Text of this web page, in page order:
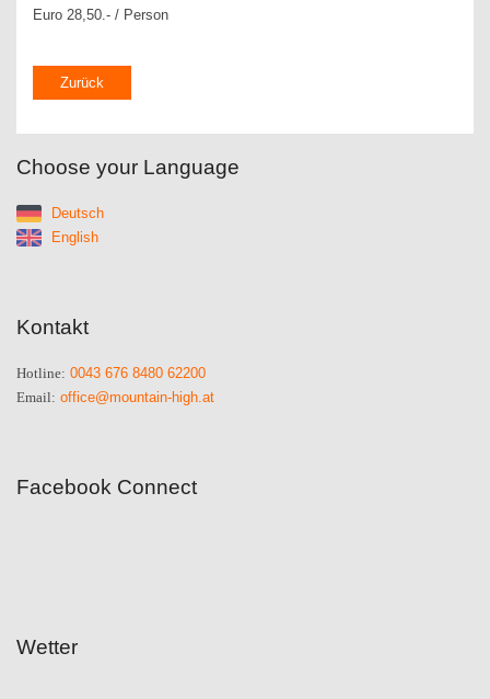
Euro 28,50.- / Person
Zurück
Choose your Language
Deutsch
English
Kontakt
Hotline: 0043 676 8480 62200
Email: office@mountain-high.at
Facebook Connect
Wetter